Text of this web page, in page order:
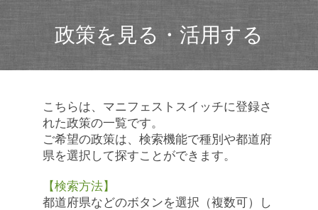
政策を見る・活用する
こちらは、マニフェストスイッチに登録さ
れた政策の一覧です。
ご希望の政策は、検索機能で種別や都道府
県を選択して探すことができます。
【検索方法】
都道府県などのボタンを選択（複数可）し